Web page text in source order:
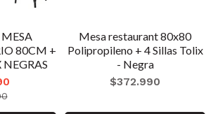
80CM +
NEGRAS
Mesa restaurant 80x80
Polipropileno + 4 Sillas Tolix
- Negra
$372.990